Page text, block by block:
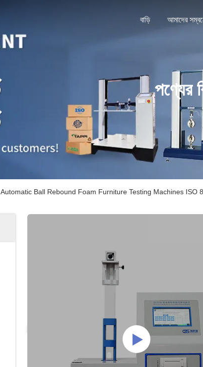
বাড়ি আমাদের
পণ্যের
Automatic Ball Rebound Foam Furniture Testing Machines ISO